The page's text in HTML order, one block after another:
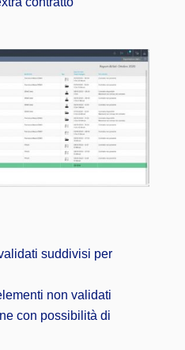
suddivisi per
non validati
con possibilità di